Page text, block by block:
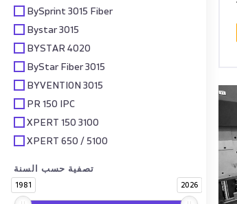
BySprint 3015 Fiber
Bystar 3015
BYSTAR 4020
ByStar Fiber 3015
BYVENTION 3015
PR 150 IPC
XPERT 150 3100
XPERT 650 / 5100
تصفية حسب السنة
1981 2026